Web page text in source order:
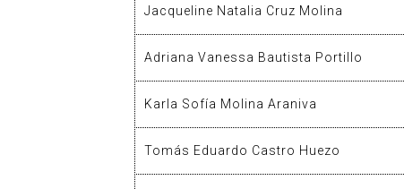
Jacqueline Natalia Cruz Molina
Adriana Vanessa Bautista Portillo
Karla Sofía Molina Araniva
Tomás Eduardo Castro Huezo